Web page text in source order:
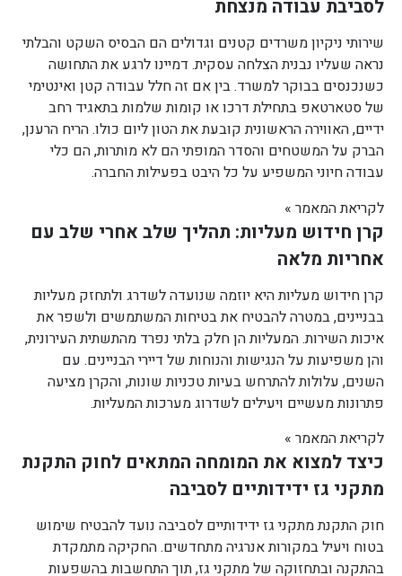
לסביבת עבודה מנצחת
שירותי ניקיון משרדים קטנים וגדולים הם הבסיס השקט והבלתי
נראה שעליו נבנית הצלחה עסקית. דמיינו לרגע את התחושה
כשנכנסים בבוקר למשרד. בין אם זה חלל עבודה קטן ואינטימי
של סטארטאפ בתחילת דרכו או קומות שלמות בתאגיד רחב
ידיים, האווירה הראשונית קובעת את הטון ליום כולו. הריח הרענן,
הברק על המשטחים והסדר המופתי הם לא מותרות, הם כלי
עבודה חיוני המשפיע על כל היבט בפעילות החברה.
לקריאת המאמר »
קרן חידוש מעליות: תהליך שלב אחרי שלב עם
אחריות מלאה
קרן חידוש מעליות היא יוזמה שנועדה לשדרג ולתחזק מעליות
בבניינים, במטרה להבטיח את בטיחות המשתמשים ולשפר את
איכות השירות. המעליות הן חלק בלתי נפרד מהתשתית העירונית,
והן משפיעות על הנגישות והנוחות של דיירי הבניינים. עם
השנים, עלולות להתרחש בעיות טכניות שונות, והקרן מציעה
פתרונות מעשיים ויעילים לשדרוג מערכות המעליות.
לקריאת המאמר »
כיצד למצוא את המומחה המתאים לחוק התקנת
מתקני גז ידידותיים לסביבה
חוק התקנת מתקני גז ידידותיים לסביבה נועד להבטיח שימוש
בטוח ויעיל במקורות אנרגיה מתחדשים. החקיקה מתמקדת
בהתקנה ובתחזוקה של מתקני גז, תוך התחשבות בהשפעות